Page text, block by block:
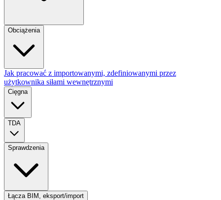
Obciążenia
Jak pracować z importowanymi, zdefiniowanymi przez
użytkownika siłami wewnętrznymi
Cięgna
TDA
Sprawdzenia
Łącza BIM, eksport/import